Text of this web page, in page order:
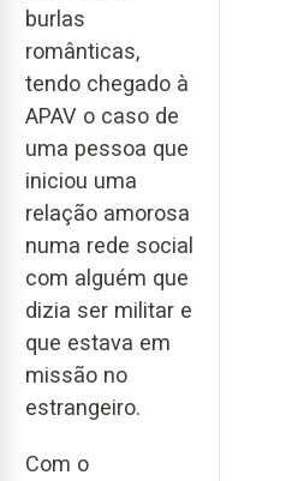
burlas
românticas,
tendo chegado à
APAV o caso de
uma pessoa que
iniciou uma
relação amorosa
numa rede social
com alguém que
dizia ser militar e
que estava em
missão no
estrangeiro.
Com o